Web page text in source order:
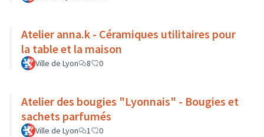
Atelier anna.k - Céramiques utilitaires pour
la table et la maison
Ville de Lyon 8 0
Atelier des bougies "Lyonnais" - Bougies et
sachets parfumés
Ville de Lyon 1 0